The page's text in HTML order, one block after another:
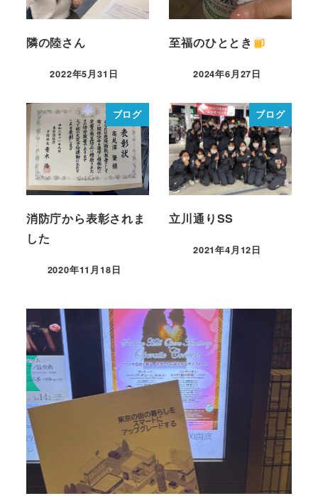
隣の陸さん
2022年5月31日
至福のひととき
2024年6月27日
ブログ
消防庁から表彰されま
した
2020年11月18日
ブログ
立川通りSS
2021年4月12日
2026年3月16日